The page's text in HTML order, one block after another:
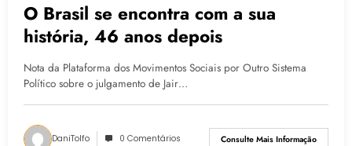
O Brasil se encontra com a sua
história, 46 anos depois
Nota da Plataforma dos Movimentos Sociais por Outro Sistema
Político sobre o julgamento de Jair…
DaniTolfo 0 Comentários Consulte Mais Informação